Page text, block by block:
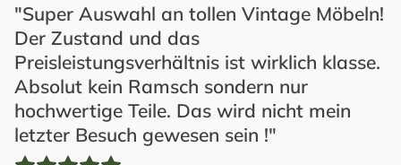
"Super Auswahl an tollen Vintage Möbeln!
Der Zustand und das
Preisleistungsverhältnis ist wirklich klasse.
Absolut kein Ramsch sondern nur
hochwertige Teile. Das wird nicht mein
letzter Besuch gewesen sein !"